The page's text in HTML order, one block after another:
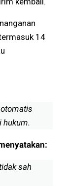
14
hukum.
sah